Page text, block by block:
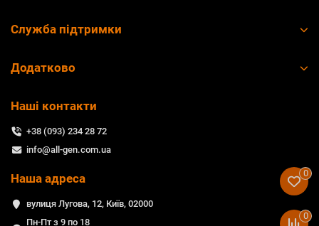
Служба підтримки
Додатково
Наші контакти
+38 (093) 234 28 72
info@all-gen.com.ua
Наша адреса
вулиця Лугова, 12, Київ, 02000
Пн-Пт з 9 по 18
0
0